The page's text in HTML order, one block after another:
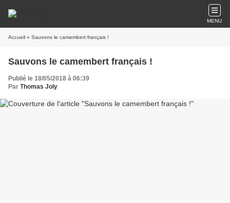
MENU
Accueil » Sauvons le camembert français !
Sauvons le camembert français !
Publié le 18/05/2018 à 06:39
Par Thomas Joly